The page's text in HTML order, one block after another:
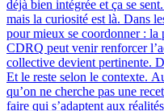
déjà bien intégrée et ça se
mais la curiosité est là. Dans
pour mieux se coordonner : la
CDRQ peut venir renforcer
collective devient pertinente.
Et le reste selon le contexte.
qu’on ne cherche pas une
faire qui s’adaptent aux